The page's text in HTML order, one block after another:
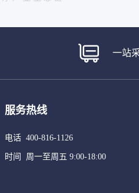
一站
服务热线
电话 400-816-1126
时间 周一至周五 9:00-18:00